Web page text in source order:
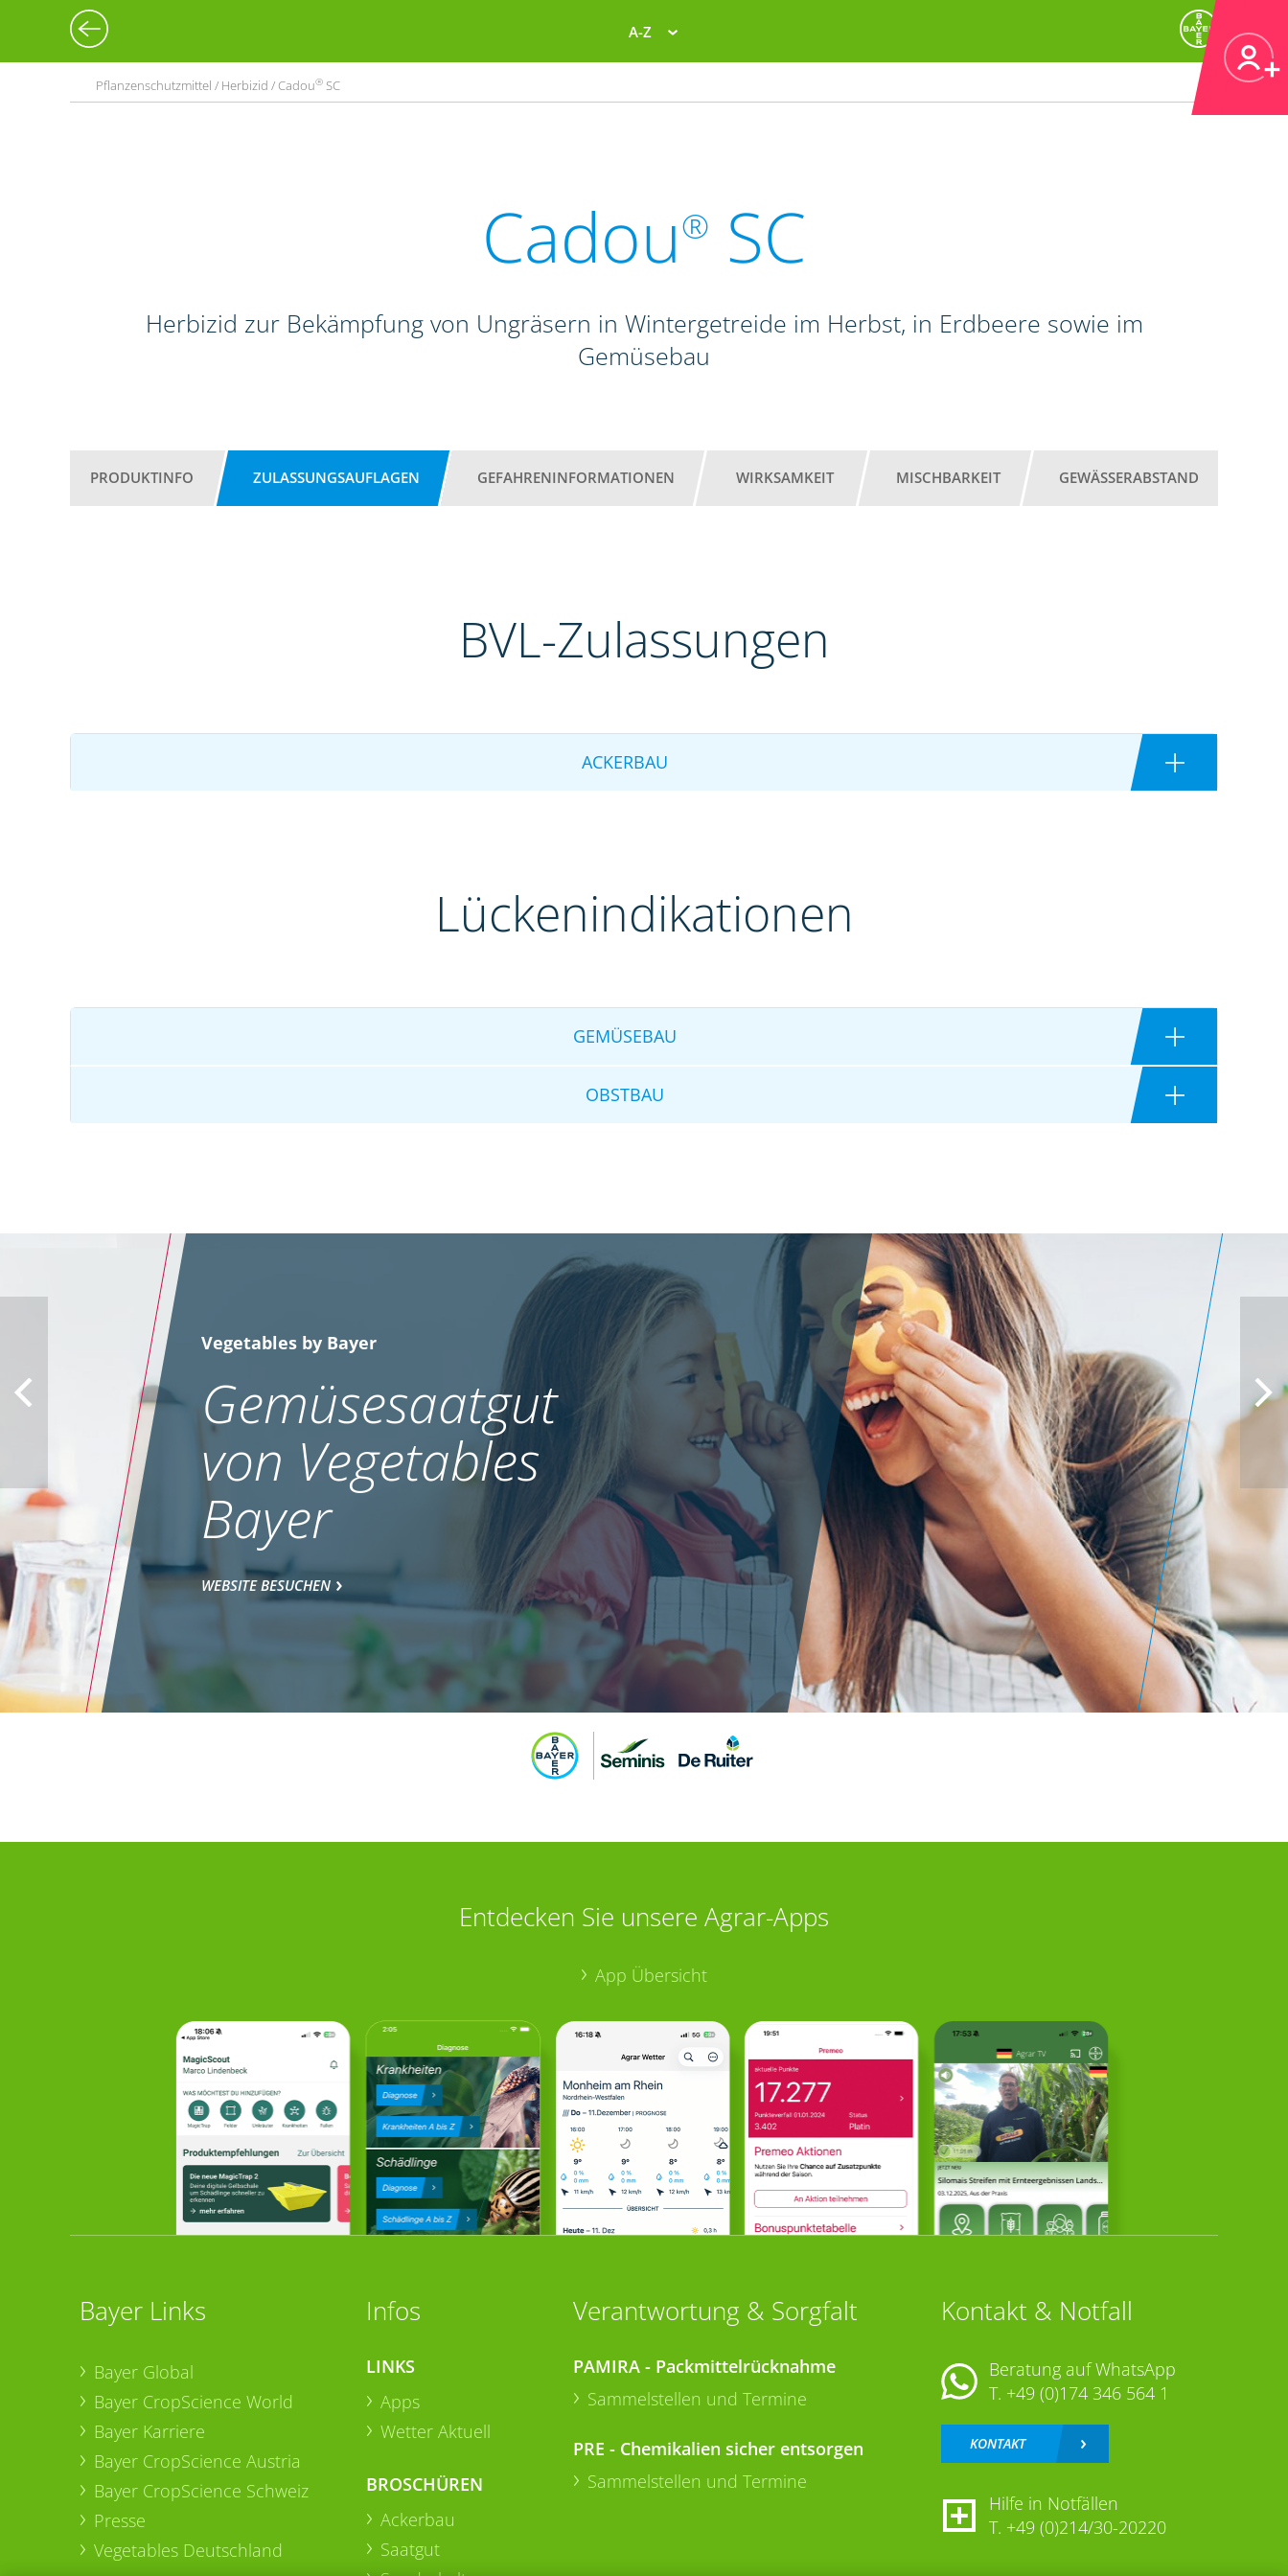
A-Z
Pflanzenschutzmittel / Herbizid / Cadou® SC
Cadou® SC
Herbizid zur Bekämpfung von Ungräsern in Wintergetreide im Herbst, in Erdbeere sowie im
Gemüsebau
PRODUKTINFO ZULASSUNGSAUFLAGEN GEFAHRENINFORMATIONEN WIRKSAMKEIT MISCHBARKEIT GEWÄSSERABSTAND
BVL-Zulassungen
ACKERBAU
Lückenindikationen
GEMÜSEBAU
OBSTBAU
Vegetables by Bayer
Gemüsesaatgut
von Vegetables
Bayer
WEBSITE BESUCHEN
Entdecken Sie unsere Agrar-Apps
App Übersicht
Bayer Links
Bayer Global
Bayer CropScience World
Bayer Karriere
Bayer CropScience Austria
Bayer CropScience Schweiz
Presse
Vegetables Deutschland
Infos
LINKS
Apps
Wetter Aktuell
BROSCHÜREN
Ackerbau
Saatgut
Verantwortung & Sorgfalt
PAMIRA - Packmittelrücknahme
Sammelstellen und Termine
PRE - Chemikalien sicher entsorgen
Sammelstellen und Termine
Kontakt & Notfall
Beratung auf WhatsApp
T. +49 (0)174 346 564 1
KONTAKT
Hilfe in Notfällen
T. +49 (0)214/30-20220